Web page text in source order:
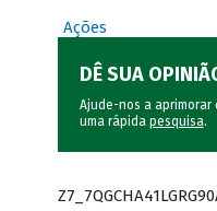
Ações
DÊ SUA
Ajude-nos a aprimorar
uma rápida pesquisa.